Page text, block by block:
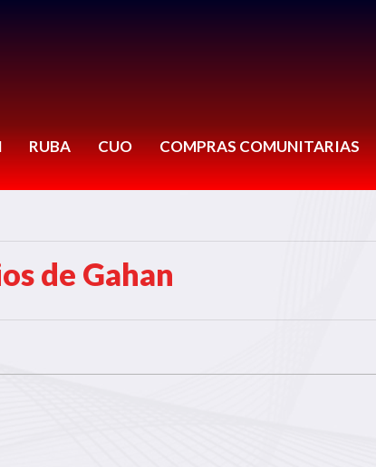
RUBA CUO COMPRAS COMUNITARIAS
de Gahan